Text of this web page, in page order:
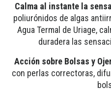
Calma al instante la
poliurónidos de algas
Agua Termal de Uriage,
duradera las
Acción sobre Bolsas y
con perlas correctoras,